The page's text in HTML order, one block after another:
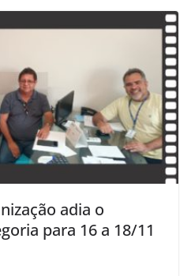
adia o
para 16 a 18/11